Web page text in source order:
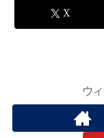
X
ウ